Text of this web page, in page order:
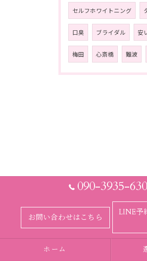
セルフホワイトニング
口臭 ブライダル 安
梅田 心斎橋 難波
090-3935-
お問い合わせはこちら
LINE予
ホーム